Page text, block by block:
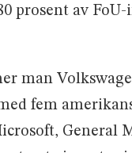
prosent av
man
fem
General